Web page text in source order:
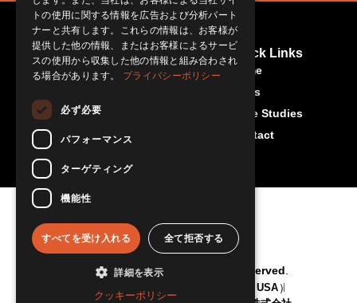
© RSET Japan 2026 All Rights Reserved.
"RSET" is a trademark of RSET inc. (USA)
More About Us
Rset-Japan.com
Quick Links
Home
News
Case Studies
Contact
Contact Us
info@rset-
トの使用に関する情報を広告および分析パート
ナーと共有します。これらの情報は、お客様が
提供した他の情報、またはお客様によるサービ
スの使用から収集した他の情報と組み合わされ
る場合があります。 プライバシーポリシー
必ず必要
パフォーマンス
ターゲティング
機能性
すべてを受け入れる 全て拒否する
詳細を表示
クッキーポリシー